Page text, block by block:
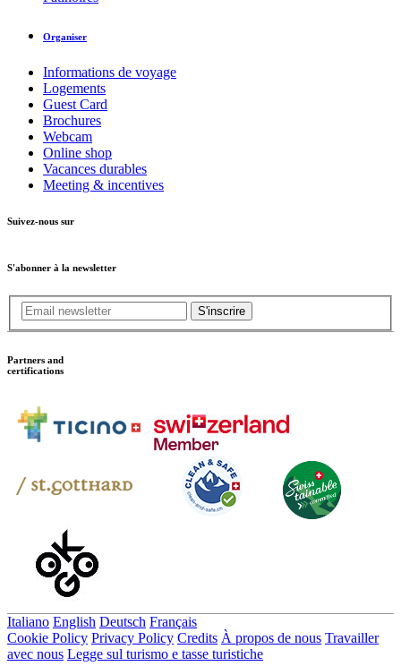
Organiser
Informations de voyage
Logements
Guest Card
Brochures
Webcam
Online shop
Vacances durables
Meeting & incentives
Suivez-nous sur
S'abonner à la newsletter
S'inscrire
Partners and
certifications
Italiano English Deutsch Français
Cookie Policy Privacy Policy Credits À propos de nous Travailler
avec nous Legge sul turismo e tasse turistiche